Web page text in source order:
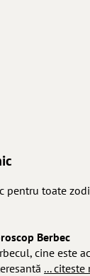
pentru toate
Berbec
cine este
... citeste